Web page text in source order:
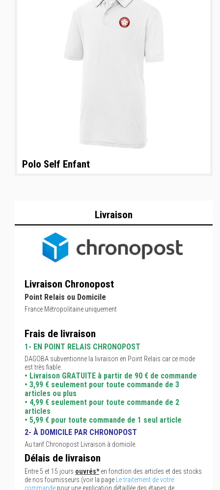
Polo Self Enfant
Livraison
Livraison Chronopost
Point Relais ou Domicile
France Métropolitaine uniquement
Frais de livraison
1- EN POINT RELAIS CHRONOPOST
DAGOBA subventionne la livraison en Point Relais car ce mode
est très fiable.
• Livraison GRATUITE à partir de 90 € de commande
• 3,99 € seulement pour toute commande de 3
articles ou plus
• 4,99 € seulement pour toute commande de 2
articles
• 5,99 € pour toute commande de 1 seul article
2- À DOMICILE PAR CHRONOPOST
Au tarif Chronopost Livraison à domicile.
Délais de livraison
Entre 5 et 15 jours ouvrés*en fonction des articles et des stocks
de nos fournisseurs (voir la page
Le traitement de votre
commande pour une explication détaillée des étapes de